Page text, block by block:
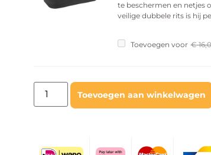
te beschermen en netjes
veilige dubbele rits is hij
Toevoegen voor €
Toevoegen aan winkelwagen